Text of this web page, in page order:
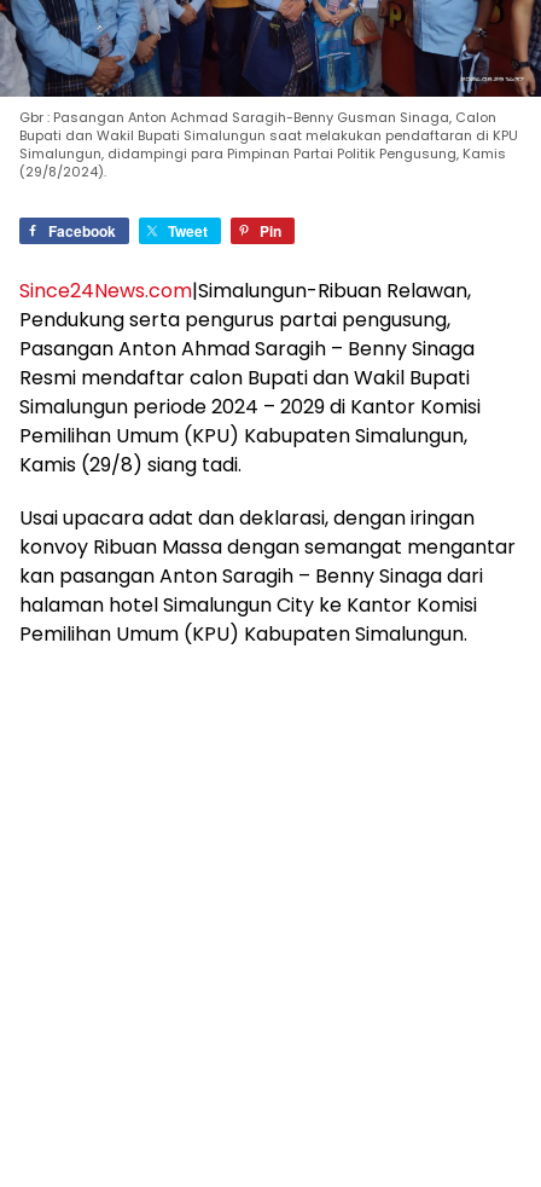
Gbr : Pasangan Anton Achmad Saragih-Benny Gusman Sinaga, Calon
Bupati dan Wakil Bupati Simalungun saat melakukan pendaftaran di KPU
Simalungun, didampingi para Pimpinan Partai Politik Pengusung, Kamis
(29/8/2024).
Facebook Tweet Pin
Since24News.com|Simalungun-Ribuan Relawan,
Pendukung serta pengurus partai pengusung,
Pasangan Anton Ahmad Saragih – Benny Sinaga
Resmi mendaftar calon Bupati dan Wakil Bupati
Simalungun periode 2024 – 2029 di Kantor Komisi
Pemilihan Umum (KPU) Kabupaten Simalungun,
Kamis (29/8) siang tadi.
Usai upacara adat dan deklarasi, dengan iringan
konvoy Ribuan Massa dengan semangat mengantar
kan pasangan Anton Saragih – Benny Sinaga dari
halaman hotel Simalungun City ke Kantor Komisi
Pemilihan Umum (KPU) Kabupaten Simalungun.